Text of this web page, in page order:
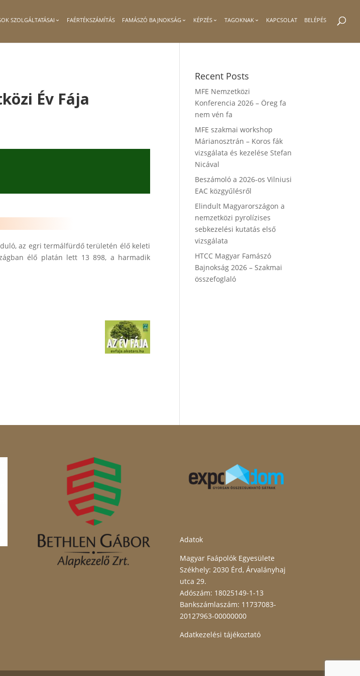
SZOLGÁLTATÁSAI FAÉRTÉKSZÁMÍTÁS FAMÁSZÓ BAJNOKSÁG KÉPZÉS TAGOKNAK KAPCSOLAT BELÉPÉS
Év Fája
az egri termálfürdő területén élő keleti
élő platán lett 13 898, a harmadik
Recent Posts
MFE Nemzetközi
Konferencia 2026 – Öreg fa
nem vén fa
MFE szakmai workshop
Márianosztrán – Koros fák
vizsgálata és kezelése Stefan
Nicával
Beszámoló a 2026-os Vilniusi
EAC közgyűlésről
Elindult Magyarországon a
nemzetközi pyrolízises
sebkezelési kutatás első
vizsgálata
HTCC Magyar Famászó
Bajnokság 2026 – Szakmai
összefoglaló
Adatok
Magyar Faápolók Egyesülete
Székhely: 2030 Érd, Árvalányhaj
utca 29.
Adószám: 18025149-1-13
Bankszámlaszám: 11737083-
20127963-00000000
Adatkezelési tájékoztató